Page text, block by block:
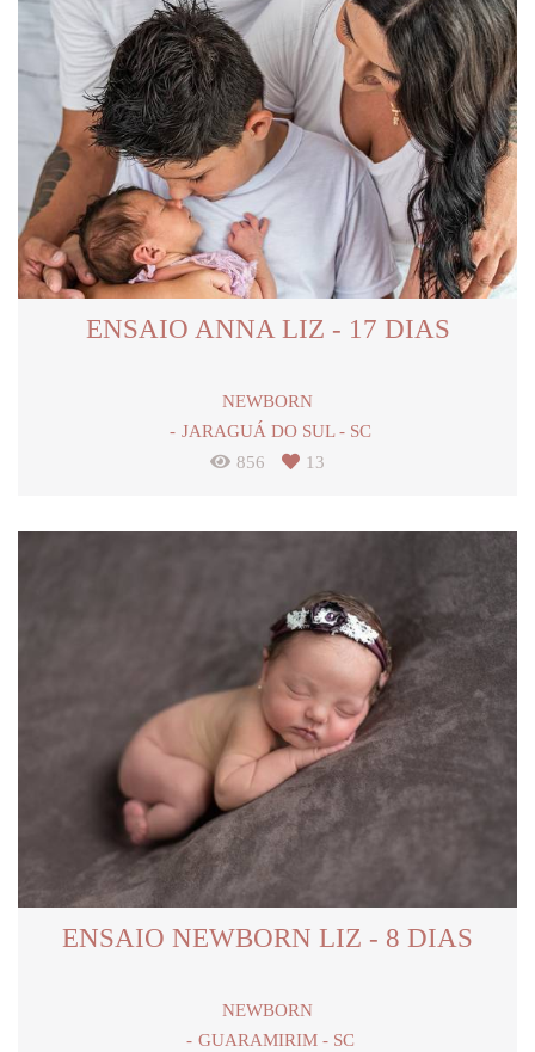
ENSAIO ANNA LIZ - 17 DIAS
NEWBORN
JARAGUÁ DO SUL - SC
856
13
ENSAIO NEWBORN LIZ - 8 DIAS
NEWBORN
GUARAMIRIM - SC